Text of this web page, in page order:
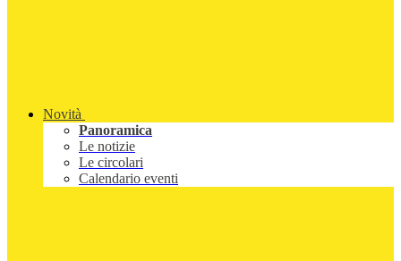
Novità
Panoramica
Le notizie
Le circolari
Calendario eventi